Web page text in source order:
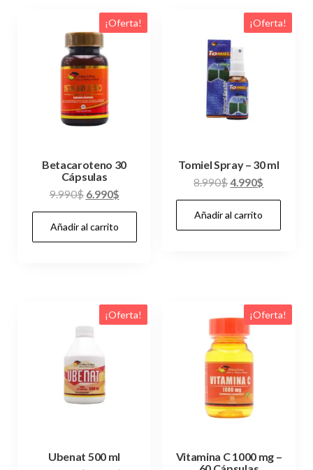
¡Oferta!
Betacaroteno 30
Cápsulas
9.990$ El
precio
original
era:
6.990$El
precio
es:
Añadir al carrito
¡Oferta!
Tomiel Spray – 30 ml
8.990$El
precio
original
era:
4.990$
precio
es:
Añadir al carrito
¡Oferta!
Ubenat 500 ml
¡Oferta!
Vitamina C 1000 mg –